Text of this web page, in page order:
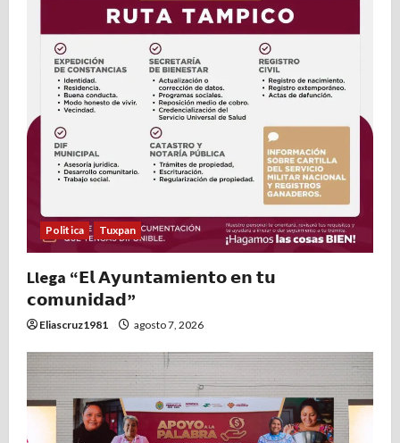
Politica Tuxpan
Llega “𝗘𝗹 𝗔𝘆𝘂𝗻𝘁𝗮𝗺𝗶𝗲𝗻𝘁𝗼 𝗲𝗻 𝘁𝘂
𝗰𝗼𝗺𝘂𝗻𝗶𝗱𝗮𝗱”
Eliascruz1981 agosto 7, 2026